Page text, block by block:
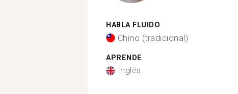
HABLA FLUIDO
Chino (tradicional)
APRENDE
Inglés